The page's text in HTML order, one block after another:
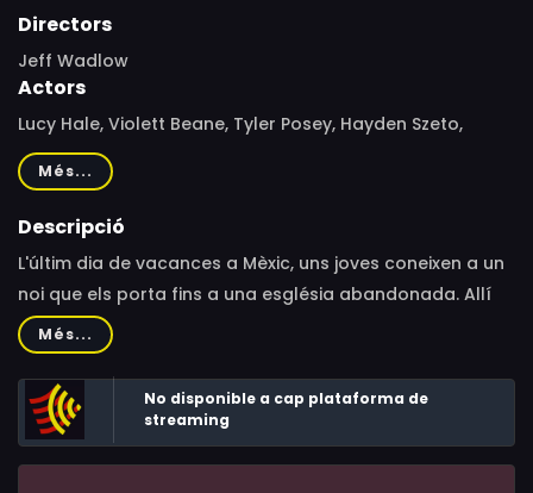
Directors
Jeff Wadlow
Actors
Lucy Hale, Violett Beane, Tyler Posey, Hayden Szeto,
Aurora Perrineau, Sophia Ali, Landon Liboiron, Morgan
Lindholm, Gary Anthony Williams, Ezmie Garcia, Nolan
Gerard Funk, Sam Lerner, Brady Smith, Tom Choi, Vera
Chasen Banks, Marcie Jean, Alexander Roberts, Ellie
Laufer, Jake Delaney, Myron Natwick, Nefetari Spencer,
Alexis Jacknow, Rubén Garfias, Bradley Snedeker, Lisa
Catara, Tim Neff, Dominic Vedder, Sierra Heuermann,
Angelique Kenney, Logan William McPeak, Gregg Daniel,
Alex Montalban
Més...
Descripció
L'últim dia de vacances a Mèxic, uns joves coneixen a un
noi que els porta fins a una església abandonada. Allí
comecen una innocent partida de"veritat o repte".
Més...
No disponible a cap plataforma de
streaming